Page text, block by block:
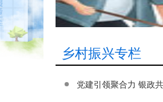
乡村振兴专栏
党建引领聚合力 银政